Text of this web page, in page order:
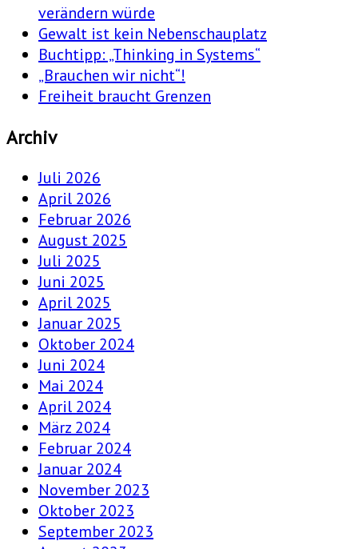
verändern würde
Gewalt ist kein Nebenschauplatz
Buchtipp: „Thinking in Systems“
„Brauchen wir nicht“!
Freiheit braucht Grenzen
Archiv
Juli 2026
April 2026
Februar 2026
August 2025
Juli 2025
Juni 2025
April 2025
Januar 2025
Oktober 2024
Juni 2024
Mai 2024
April 2024
März 2024
Februar 2024
Januar 2024
November 2023
Oktober 2023
September 2023